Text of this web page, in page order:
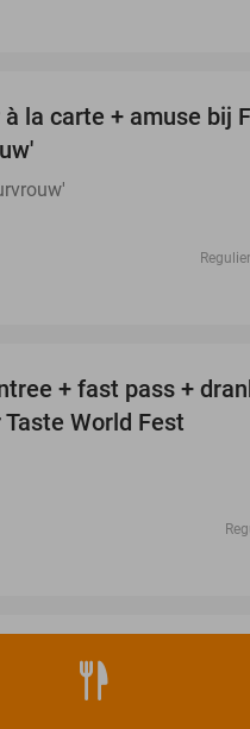
la carte + amuse bij
Regulier
+ fast pass +
World Fest